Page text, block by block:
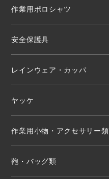
作業用ポロシャツ
安全保護具
レインウェア・カッパ
ヤッケ
作業用小物・アクセサリー類
鞄・バッグ類